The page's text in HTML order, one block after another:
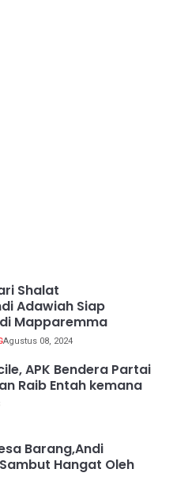
Shalat
Adawiah Siap
Mapparemma
Agustus 08, 2024
APK Bendera Partai
Raib Entah kemana
Barang,Andi
Hangat Oleh